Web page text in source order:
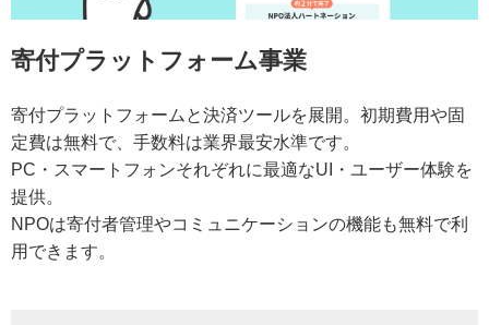
寄付プラットフォーム事業
寄付プラットフォームと決済ツールを展開。初期費用や固
定費は無料で、手数料は業界最安水準です。
PC・スマートフォンそれぞれに最適なUI・ユーザー体験を
提供。
NPOは寄付者管理やコミュニケーションの機能も無料で利
用できます。